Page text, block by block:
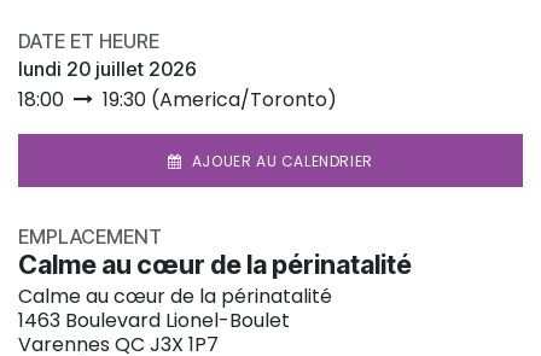
DATE ET HEURE
lundi 20 juillet 2026
18:00 19:30 (America/Toronto)
AJOUER AU CALENDRIER
EMPLACEMENT
Calme au cœur de la périnatalité
Calme au cœur de la périnatalité
1463 Boulevard Lionel-Boulet
Varennes QC J3X 1P7